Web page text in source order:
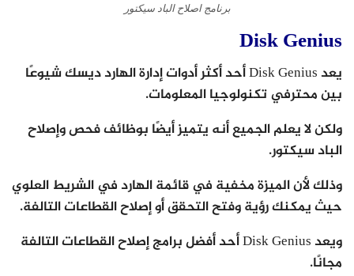
برنامج اصلاح الباد سيكتور
Disk Genius
يعد Disk Genius أحد أكثر أدوات إدارة الهارد ديسك شيوعًا
بين محترفي تكنولوجيا المعلومات.
ولكن لا يعلم الجميع أنه يتميز أيضًا بوظائف فحص وإصلاح
الباد سيكتور.
وذلك لأن الميزة مخفية في قائمة الهارد في الشريط العلوي
حيث يمكنك رؤية وفتح التحقق أو إصلاح القطاعات التالفة.
ويعد Disk Genius أحد أفضل برامج إصلاح القطاعات التالفة
مجانًا.